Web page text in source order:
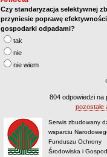
Czy standaryzacja selektywnej
przyniesie poprawę efektywności
gospodarki odpadami?
tak
nie
nie wiem
804 odpowiedzi na
pozostałe
Serwis zbudowany
wsparciu
Funduszu Ochrony
Środowiska i